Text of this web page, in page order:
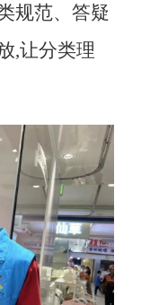
规范、答疑
,让分类理